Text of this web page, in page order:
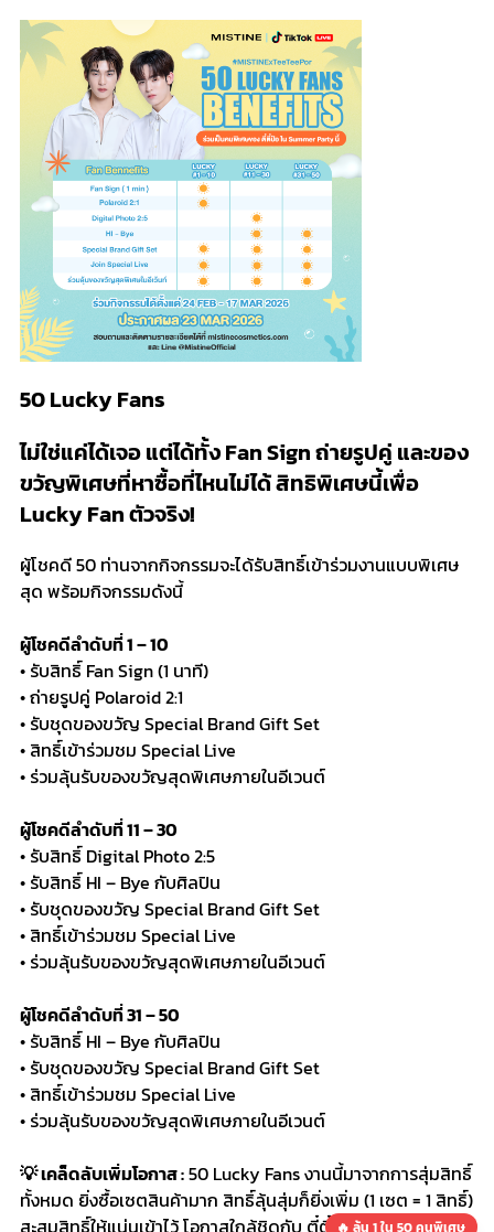
50 Lucky Fans
ไม่ใช่แค่ได้เจอ แต่ได้ทั้ง Fan Sign ถ่ายรูปคู่ และของ
ขวัญพิเศษที่หาซื้อที่ไหนไม่ได้ สิทธิพิเศษนี้เพื่อ
Lucky Fan ตัวจริง!
ผู้โชคดี 50 ท่านจากกิจกรรมจะได้รับสิทธิ์เข้าร่วมงานแบบพิเศษ
สุด พร้อมกิจกรรมดังนี้
ผู้โชคดีลำดับที่ 1 – 10
• รับสิทธิ์ Fan Sign (1 นาที)
• ถ่ายรูปคู่ Polaroid 2:1
• รับชุดของขวัญ Special Brand Gift Set
• สิทธิ์เข้าร่วมชม Special Live
• ร่วมลุ้นรับของขวัญสุดพิเศษภายในอีเวนต์
ผู้โชคดีลำดับที่ 11 – 30
• รับสิทธิ์ Digital Photo 2:5
• รับสิทธิ์ HI – Bye กับศิลปิน
• รับชุดของขวัญ Special Brand Gift Set
• สิทธิ์เข้าร่วมชม Special Live
• ร่วมลุ้นรับของขวัญสุดพิเศษภายในอีเวนต์
ผู้โชคดีลำดับที่ 31 – 50
• รับสิทธิ์ HI – Bye กับศิลปิน
• รับชุดของขวัญ Special Brand Gift Set
• สิทธิ์เข้าร่วมชม Special Live
• ร่วมลุ้นรับของขวัญสุดพิเศษภายในอีเวนต์
💡 เคล็ดลับเพิ่มโอกาส :50 Lucky Fans งานนี้มาจากการสุ่มสิทธิ์
ทั้งหมด ยิ่งซื้อเซตสินค้ามาก สิทธิ์ลุ้นสุ่มก็ยิ่งเพิ่ม (1 เซต = 1 สิทธิ์)
🔥 ลุ้น 1 ใน 50 คนพิเศษ